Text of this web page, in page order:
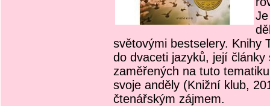
světovými bestselery. Knihy
do dvaceti jazyků, její
zaměřených na tuto
svoje anděly (Knižní klub,
čtenářským zájmem.